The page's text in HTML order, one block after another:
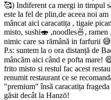
🥰) Indiferent ca mergi in timpul
este la fel de plin,de aceea noi
mâncat aici caracatița , tigaie
misto, sushi🍣 ,noodles🍜,
nimic care sa rămână in farfurii
P.s: suntem la o ora distanță de
mâncăm aici când e pofta mare!
frito misto si restul fac acest
renumit restaurant ce se
"premium" însă caracatița
găsit decât la Hanzō!